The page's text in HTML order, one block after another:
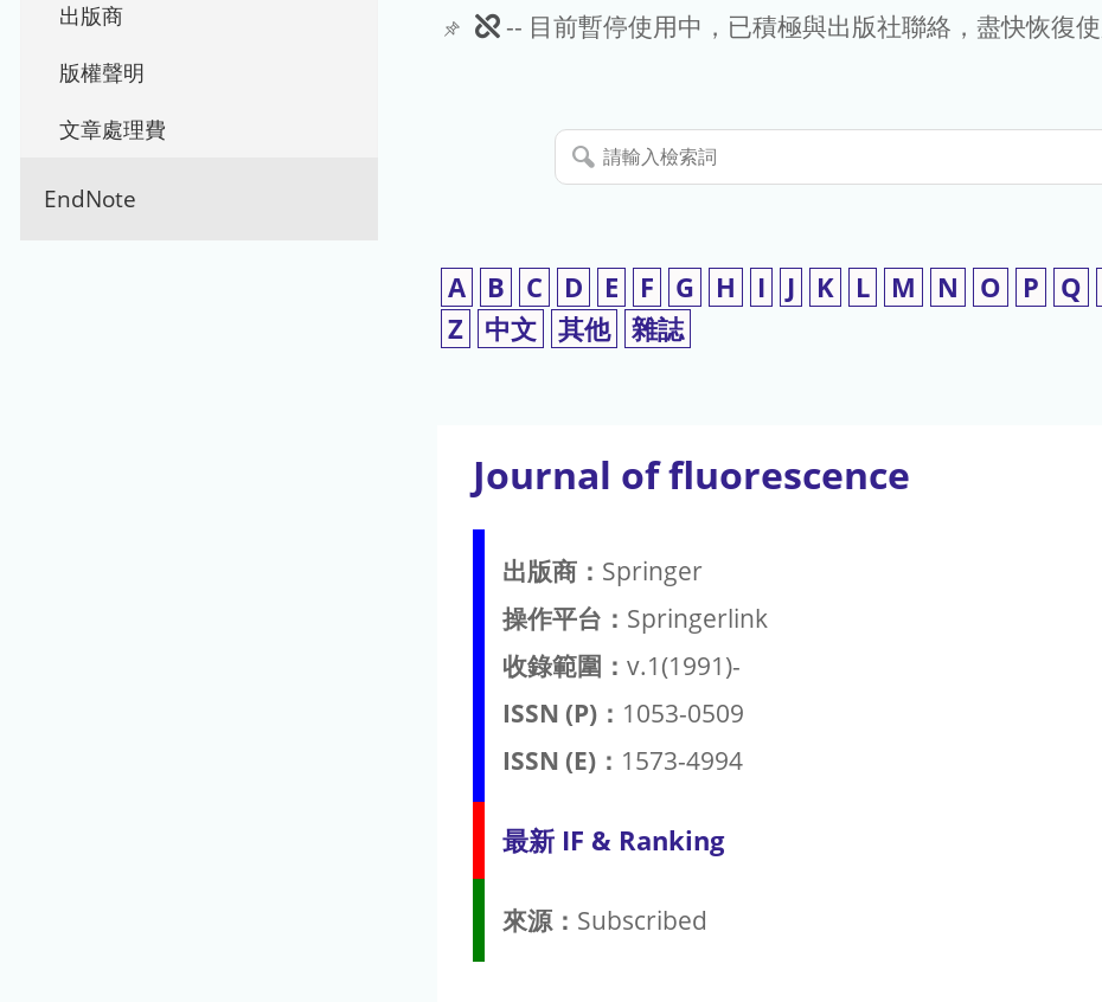
出版商
版權聲明
文章處理費
EndNote
此
使
用
-- 目前暫停使用中，已積極與出版社聯絡，盡快恢復
請
輸
索
詞
A B C D E F G H I J K L M N O P Q
Z
中文 其他 雜誌
Journal of fluorescence
出版商： Springer
操作平台： Springerlink
收錄範圍： v.1(1991)-
ISSN (P)： 1053-0509
ISSN (E)： 1573-4994
最新 IF & Ranking
來源： Subscribed